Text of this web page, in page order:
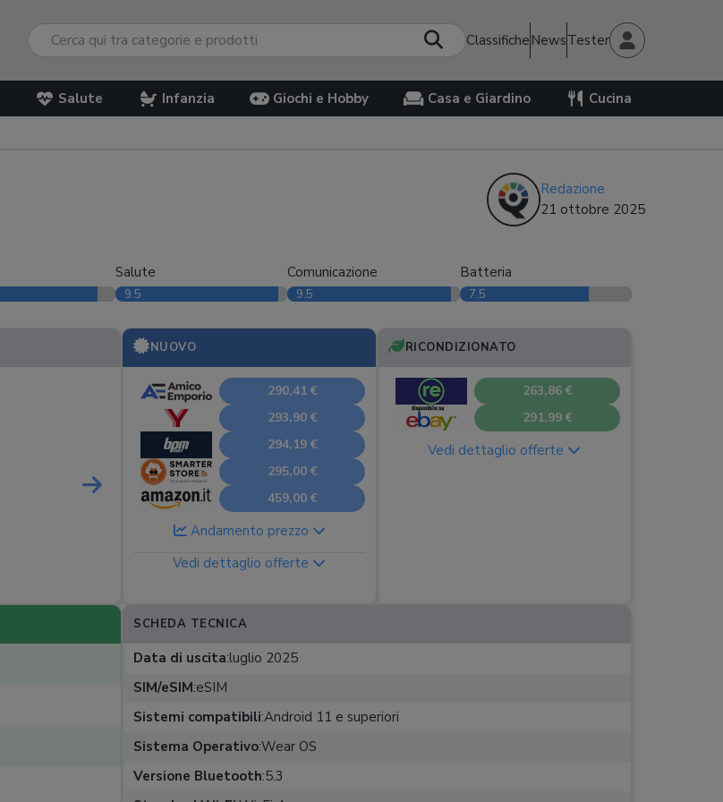
Classifiche NewsTester
Salute Infanzia Giochi e Hobby Casa e Giardino Cucina
Redazione
21 ottobre 2025
Salute
9.5
Comunicazione
9.5
Batteria
7.5
NUOVO
290,41 €
293,90 €
294,19 €
295,00 €
459,00 €
Andamento prezzo
Vedi dettaglio offerte
RICONDIZIONATO
263,86 €
291,99 €
Vedi dettaglio offerte
SCHEDA TECNICA
Data di uscita:luglio 2025
SIM/eSIM:eSIM
Sistemi compatibili:Android 11 e superiori
Sistema Operativo:Wear OS
Versione Bluetooth:5.3